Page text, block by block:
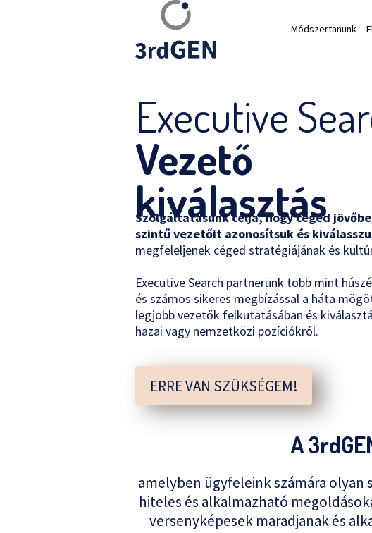
Executive
Vezető
kiválasztás
Szolgáltatásunk célja, hogy céged
szintű vezetőit azonosítsuk és
megfeleljenek céged stratégiájának és
Executive Search partnerünk több mint
és számos sikeres megbízással a háta
legjobb vezetők felkutatásában és
hazai vagy nemzetközi pozíciókról.
ERRE VAN SZÜKSÉGEM!
Módszertanunk
A
amelyben ügyfeleink számára
hiteles és alkalmazható
versenyképesek maradjanak és